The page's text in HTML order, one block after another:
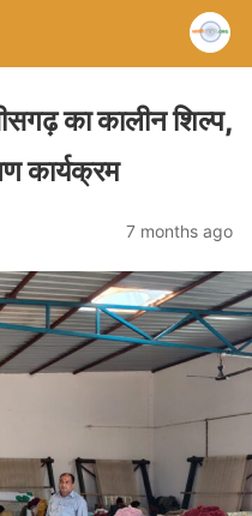
का कालीन शिल्प,
कार्यक्रम
7 months ago